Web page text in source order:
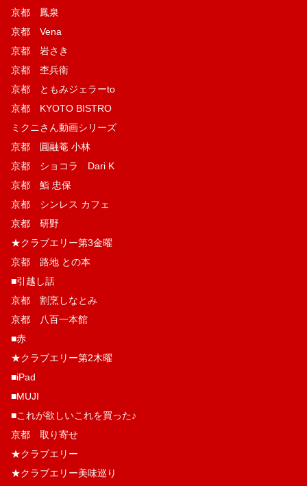
京都 鳳泉
京都 Vena
京都 岩さき
京都 杢兵衛
京都 ともみジェラーto
京都 KYOTO BISTRO
ミクニさん動画シリーズ
京都 圓融菴 小林
京都 ショコラ Dari K
京都 鮨 忠保
京都 シンレス カフェ
京都 研野
★クラブエリー第3金曜
京都 路地 との本
■引越し話
京都 割烹しなとみ
京都 八百一本館
■赤
★クラブエリー第2木曜
■iPad
■MUJI
■これが欲しいこれを買った♪
京都 取り寄せ
★クラブエリー
★クラブエリー美味巡り